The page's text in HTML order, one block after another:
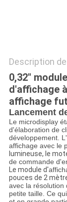
Description
0,32"
d'affichage
affichage
Lancement
Le microdisplay
d'élaboration de
développement.
affichage avec le
lumineuse, le
de commande
Le module d'
pouces de 2
avec la résolution
petite taille. Ce